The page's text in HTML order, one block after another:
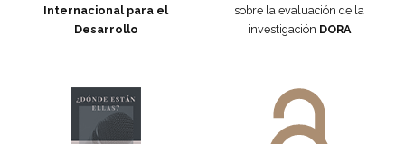
Internacional para el
Desarrollo
sobre la evaluación de la
investigación DORA